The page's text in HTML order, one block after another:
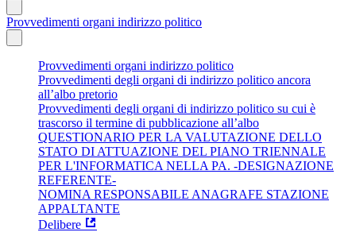
Provvedimenti organi indirizzo politico
Provvedimenti organi indirizzo politico
Provvedimenti degli organi di indirizzo politico ancora
all’albo pretorio
Provvedimenti degli organi di indirizzo politico su cui è
trascorso il termine di pubblicazione all’albo
QUESTIONARIO PER LA VALUTAZIONE DELLO
STATO DI ATTUAZIONE DEL PIANO TRIENNALE
PER L'INFORMATICA NELLA PA. -DESIGNAZIONE
REFERENTE-
NOMINA RESPONSABILE ANAGRAFE STAZIONE
APPALTANTE
Delibere